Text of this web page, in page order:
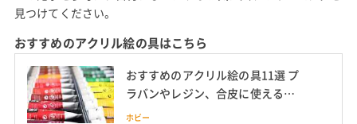
見つけてください。
おすすめのアクリル絵の具はこちら
おすすめのアクリル絵の具11選 プ
ラバンやレジン、合皮に使える耐
水性の高いアクリル絵具を紹介
ホビー